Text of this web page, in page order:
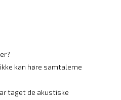
kan høre samtalerne
taget de akustiske